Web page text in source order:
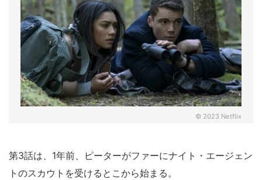
© 2023 Netflix
第3話は、1年前、ピーターがファーにナイト・エージェン
トのスカウトを受けるとこから始まる。